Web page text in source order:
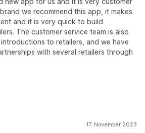
we recommend this app, it makes
and it is very quick to build
The customer service team is also
to retailers, and we have
with several retailers through
17. November 2023